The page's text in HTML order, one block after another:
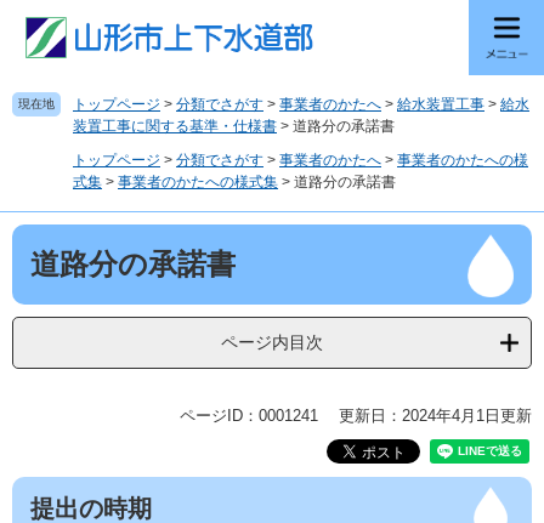
の
先
。
ー
を
て
本
へ
現在地 トップページ > 分類でさがす > 事業者のかたへ > 給水装置工事 > 給水
装置工事に関する基準・仕様書 > 道路分の承諾書
トップページ > 分類でさがす > 事業者のかたへ > 事業者のかたへの様
式集 > 事業者のかたへの様式集 > 道路分の承諾書
本
道路分の承諾書
ページ内目次
ページID：0001241 更新日：2024年4月1日更新
提出の時期